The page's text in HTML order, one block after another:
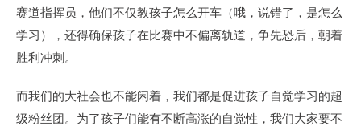
赛道指挥员，他们不仅教孩子怎么开车（哦，说错了，是怎么
学习），还得确保孩子在比赛中不偏离轨道，争先恐后，朝着
胜利冲刺。
而我们的大社会也不能闲着，我们都是促进孩子自觉学习的超
级粉丝团。为了孩子们能有不断高涨的自觉性，我们大家要不